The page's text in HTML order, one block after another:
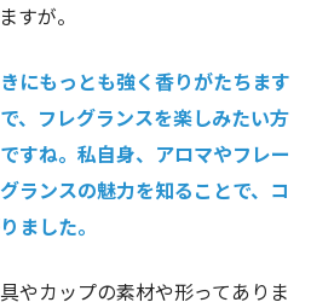
すが。
にもっとも強く香りがたちます
、フレグランスを楽しみたい方
すね。私自身、アロマやフレー
ランスの魅力を知ることで、コ
ました。
やカップの素材や形ってありま